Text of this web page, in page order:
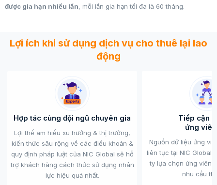
được gia hạn nhiều lần, mỗi lần gia hạn tối đa là 60 tháng.
Lợi ích khi sử dụng dịch vụ cho thuê lại lao
động
Hợp tác cùng đội ngũ chuyên gia
Lợi thế am hiểu xu hướng & thị trường,
kiến thức sâu rộng về các điều khoản &
quy định pháp luật của NIC Global sẽ hỗ
trợ khách hàng cách thức sử dụng nhân
lực hiệu quả nhất.
Tiếp cận
ứng
Nguồn dữ liệu ứng
liên tục tại NIC Global
ty lựa chọn ứng viên
nhu cầu